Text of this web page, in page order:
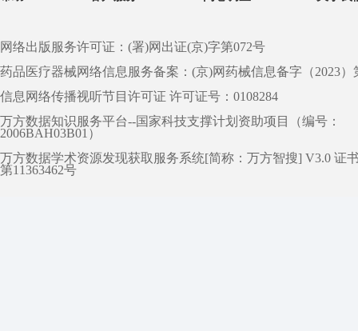
网络出版服务许可证：(署)网出证(京)字第072号
药品医疗器械网络信息服务备案：(京)网药械信息备字（2023）
信息网络传播视听节目许可证 许可证号：0108284
万方数据知识服务平台--国家科技支撑计划资助项目（编号：
2006BAH03B01）
万方数据学术资源发现获取服务系统[简称：万方智搜] V3.0 证
第11363462号